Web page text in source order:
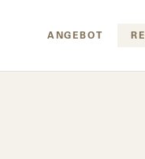
ANGEBOT